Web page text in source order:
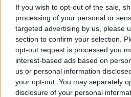
If you wish to opt-out of the sale,
processing of your personal or
targeted advertising by us, please
section to confirm your selection.
opt-out request is processed you
interest-based ads based on
us or personal information
your opt-out. You may separately
disclosure of your personal
Gör så här:
Ställ ugnen på 220 grader. Skär
Hetta upp en stekpanna och
peppar tills den är genomstekt.
vispa ihop grädde, crème
fördela ut över kycklingen. Häll
osten och skjuts in i ugnen i 15
Strö över ruccola och